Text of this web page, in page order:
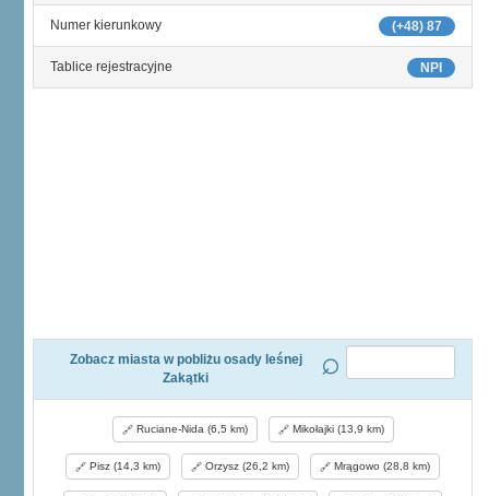
(+48) 87
Numer kierunkowy
NPI
Tablice rejestracyjne
Zobacz miasta w pobliżu osady leśnej
Zakątki
Ruciane-Nida (6,5 km) Mikołajki (13,9 km)
Pisz (14,3 km) Orzysz (26,2 km) Mrągowo (28,8 km)